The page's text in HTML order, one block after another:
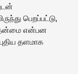
பெறப்பட்டு,
என்பன
தளமாக